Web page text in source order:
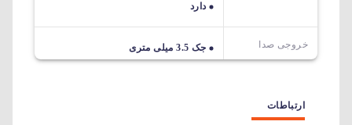
دارد
خروجی صدا جک 3.5 میلی متری
ارتباطات